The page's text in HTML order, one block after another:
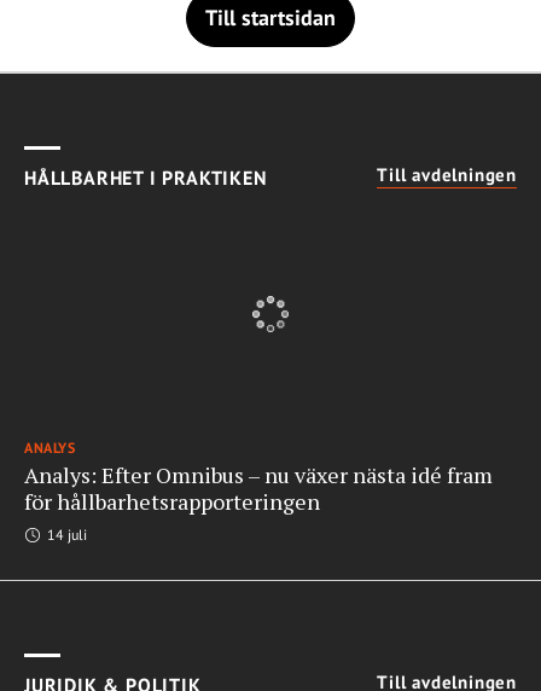
Till startsidan
HÅLLBARHET I PRAKTIKEN Till avdelningen
ANALYS
Analys: Efter Omnibus – nu växer nästa idé fram
för hållbarhetsrapporteringen
14 juli
JURIDIK & POLITIK Till avdelningen